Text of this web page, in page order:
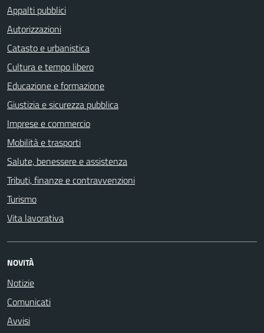
Appalti pubblici
Autorizzazioni
Catasto e urbanistica
Cultura e tempo libero
Educazione e formazione
Giustizia e sicurezza pubblica
Imprese e commercio
Mobilità e trasporti
Salute, benessere e assistenza
Tributi, finanze e contravvenzioni
Turismo
Vita lavorativa
NOVITÀ
Notizie
Comunicati
Avvisi